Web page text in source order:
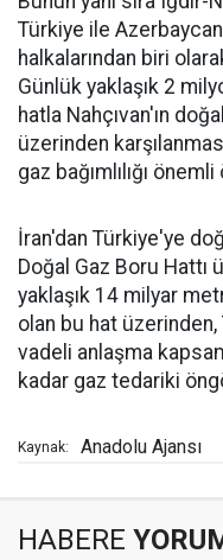
Türkiye ile
halkalarından biri
Günlük yaklaşık 2
hatla Nahçıvan'ın
üzerinden
gaz bağımlılığı
İran'dan Türkiye'ye
Doğal Gaz Boru Hattı
yaklaşık 14 milyar
olan bu hat üzerinden,
vadeli anlaşma
kadar gaz tedariki
Kaynak: Anadolu Ajansı
HABERE